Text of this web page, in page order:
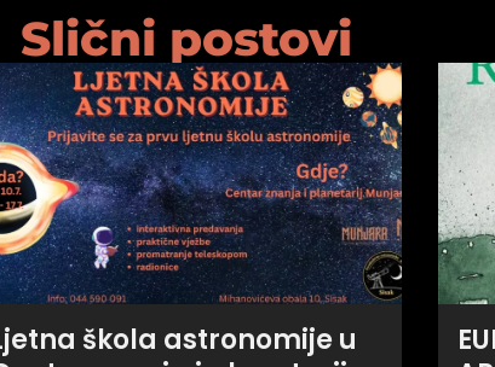
Slični postovi
škola astronomije u